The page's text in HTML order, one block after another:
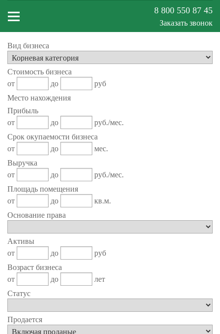
Меню
сайта
8 800 550 87 45
Заказать звонок
Вид бизнеса
Стоимость бизнеса
от
до
руб
Место нахождения
Прибыль
от
до
руб./мес.
Срок окупаемости бизнеса
от
до
мес.
Выручка
от
до
руб./мес.
Площадь помещения
от
до
кв.м.
Основание права
Активы
от
до
руб
Возраст бизнеса
от
до
лет
Статус
Продается